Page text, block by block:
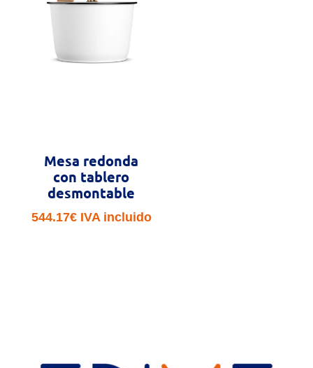
Mesa redonda
con tablero
desmontable
544.17€ IVA incluido